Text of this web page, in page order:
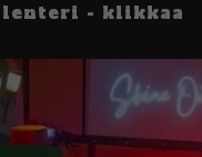
- klikkaa